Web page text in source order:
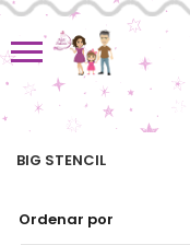
BIG STENCIL
Ordenar por